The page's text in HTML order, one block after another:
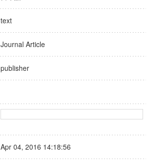
text
Journal Article
publisher
Apr 04, 2016 14:18:56